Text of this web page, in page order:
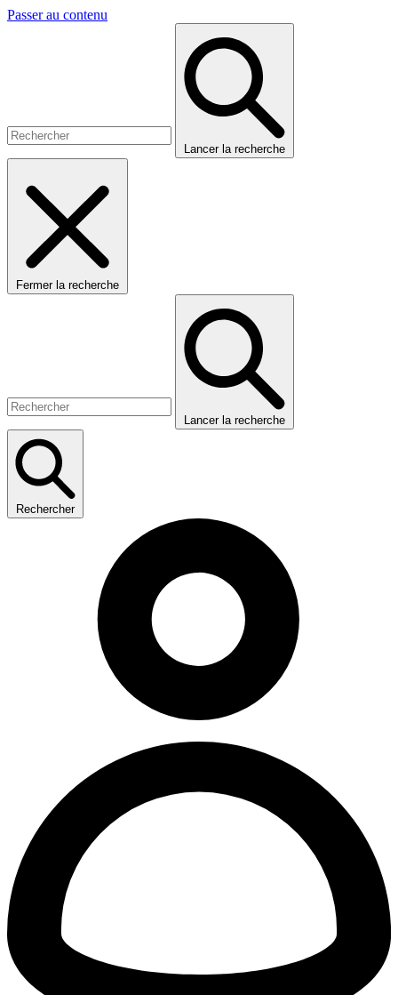
Passer au contenu
Lancer la recherche
Fermer la recherche
Lancer la recherche
Rechercher